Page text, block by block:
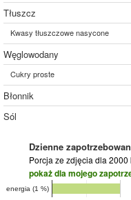
Tłuszcz
Kwasy tłuszczowe nasycone
Węglowodany
Cukry proste
Błonnik
Sól
Dzienne
Porcja ze zdjęcia dla 2000
pokaż dla mojego
energia (1 %)